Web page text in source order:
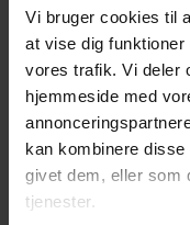
Vi bruger cookies til
at vise dig
vores trafik. Vi deler
hjemmeside med
kan kombinere
givet dem, eller som
tjenester.
Garanti for
Peter Heise er kendt
men vi er begyndt at